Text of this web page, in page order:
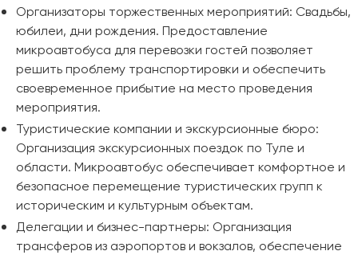
Организаторы торжественных мероприятий: Свадьбы,
юбилеи, дни рождения. Предоставление
микроавтобуса для перевозки гостей позволяет
решить проблему транспортировки и обеспечить
своевременное прибытие на место проведения
мероприятия.
Туристические компании и экскурсионные бюро:
Организация экскурсионных поездок по Туле и
области. Микроавтобус обеспечивает комфортное и
безопасное перемещение туристических групп к
историческим и культурным объектам.
Делегации и бизнес-партнеры: Организация
трансферов из аэропортов и вокзалов, обеспечение